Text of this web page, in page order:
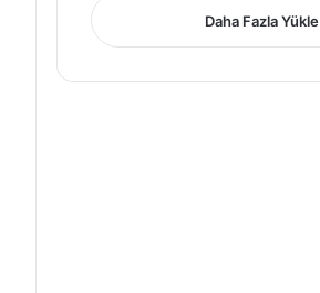
Daha Fazla Yükle